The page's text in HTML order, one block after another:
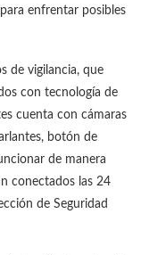
enfrentar posibles
de vigilancia, que
con tecnología de
cuenta con cámaras
botón de
de manera
conectados las 24
de Seguridad